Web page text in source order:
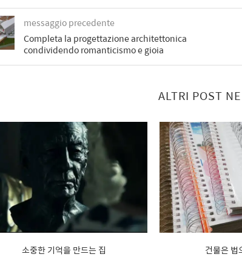
messaggio precedente
Completa la progettazione architettonica
condividendo romanticismo e gioia
ALTRI POST
소중한 기억을 만드는 집 건물은 법